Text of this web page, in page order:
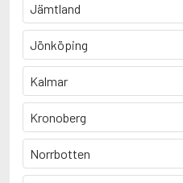
Jämtland
Jönköping
Kalmar
Kronoberg
Norrbotten